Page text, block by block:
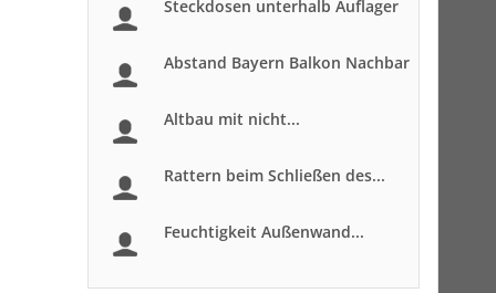
Steckdosen unterhalb Auflager
Abstand Bayern Balkon Nachbar
Altbau mit nicht...
Rattern beim Schließen des...
Feuchtigkeit Außenwand...